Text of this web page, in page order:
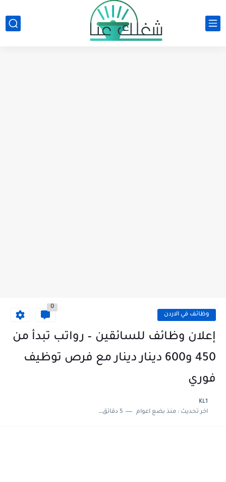
وظائف في الاردن
0
إعلان وظائف للسائقين – رواتب تبدأ من
450 و600 دينار دينار مع فرص توظيف
فوري
KL1
اخر تحديث :منذ بضع اعوام 5 دقائق للقراءة